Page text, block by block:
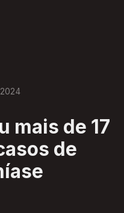
2024
mais de 17
de